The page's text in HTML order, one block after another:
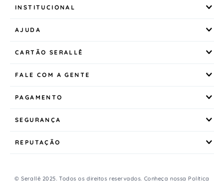
INSTITUCIONAL
AJUDA
CARTÃO SERALLÊ
FALE COM A GENTE
PAGAMENTO
SEGURANÇA
REPUTAÇÃO
© Serallê 2025. Todos os direitos reservados. Conheça nossa Política